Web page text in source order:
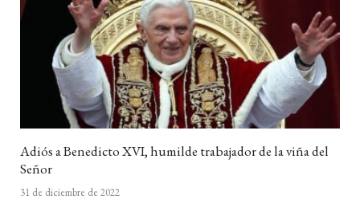
Adiós a Benedicto XVI, humilde trabajador de la viña del
Señor
31 de diciembre de 2022